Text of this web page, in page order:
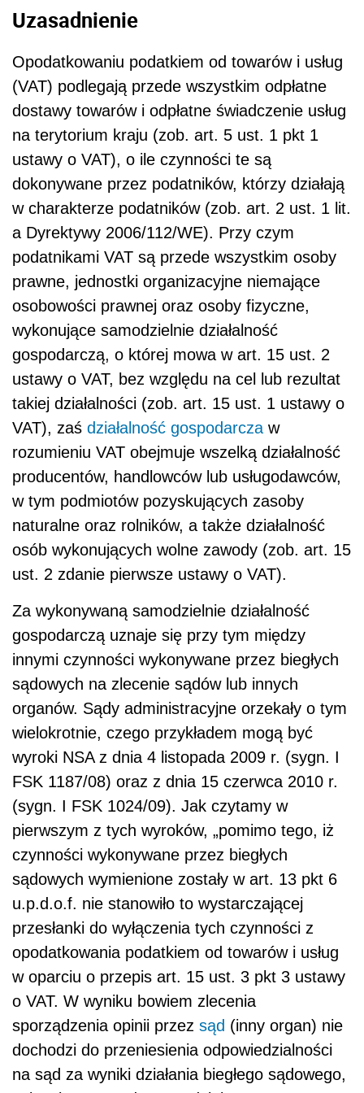
Uzasadnienie
Opodatkowaniu podatkiem od towarów i usług
(VAT) podlegają przede wszystkim odpłatne
dostawy towarów i odpłatne świadczenie usług
na terytorium kraju (zob. art. 5 ust. 1 pkt 1
ustawy o VAT), o ile czynności te są
dokonywane przez podatników, którzy działają
w charakterze podatników (zob. art. 2 ust. 1 lit.
a Dyrektywy 2006/112/WE). Przy czym
podatnikami VAT są przede wszystkim osoby
prawne, jednostki organizacyjne niemające
osobowości prawnej oraz osoby fizyczne,
wykonujące samodzielnie działalność
gospodarczą, o której mowa w art. 15 ust. 2
ustawy o VAT, bez względu na cel lub rezultat
takiej działalności (zob. art. 15 ust. 1 ustawy o
VAT), zaś działalność gospodarcza w
rozumieniu VAT obejmuje wszelką działalność
producentów, handlowców lub usługodawców,
w tym podmiotów pozyskujących zasoby
naturalne oraz rolników, a także działalność
osób wykonujących wolne zawody (zob. art. 15
ust. 2 zdanie pierwsze ustawy o VAT).
Za wykonywaną samodzielnie działalność
gospodarczą uznaje się przy tym między
innymi czynności wykonywane przez biegłych
sądowych na zlecenie sądów lub innych
organów. Sądy administracyjne orzekały o tym
wielokrotnie, czego przykładem mogą być
wyroki NSA z dnia 4 listopada 2009 r. (sygn. I
FSK 1187/08) oraz z dnia 15 czerwca 2010 r.
(sygn. I FSK 1024/09). Jak czytamy w
pierwszym z tych wyroków, „pomimo tego, iż
czynności wykonywane przez biegłych
sądowych wymienione zostały w art. 13 pkt 6
u.p.d.o.f. nie stanowiło to wystarczającej
przesłanki do wyłączenia tych czynności z
opodatkowania podatkiem od towarów i usług
w oparciu o przepis art. 15 ust. 3 pkt 3 ustawy
o VAT. W wyniku bowiem zlecenia
sporządzenia opinii przez sąd (inny organ) nie
dochodzi do przeniesienia odpowiedzialności
na sąd za wyniki działania biegłego sądowego,